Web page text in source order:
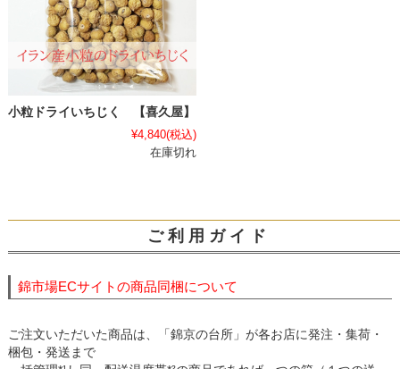
小粒ドライいちじく 【喜久屋】
¥4,840(税込)
在庫切れ
ご 利 用 ガ イ ド
錦市場ECサイトの商品同梱について
ご注文いただいた商品は、「錦京の台所」が各お店に発注・集荷・
梱包・発送まで